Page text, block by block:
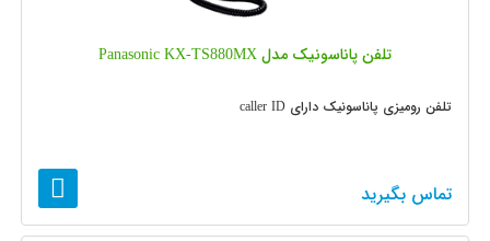
تلفن پاناسونیک مدل Panasonic KX-TS880MX
تلفن رومیزی پاناسونیک دارای caller ID
تماس بگیرید